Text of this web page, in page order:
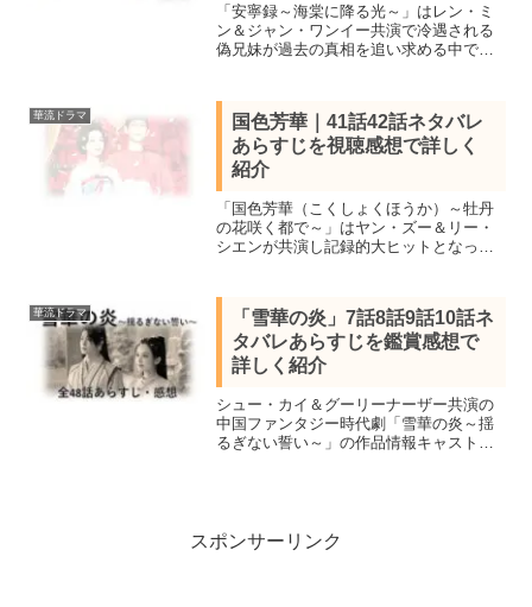
「安寧録～海棠に降る光～」はレン・ミ
ン＆ジャン・ワンイー共演で冷遇される
偽兄妹が過去の真相を追い求める中で本
一覧、39話40話（最終回）ネタバレ感想
で詳しく紹介。
華流ドラマ
国色芳華｜41話42話ネタバレ
あらすじを視聴感想で詳しく
紹介
「国色芳華（こくしょくほうか）～牡丹
の花咲く都で～」はヤン・ズー＆リー・
シエンが共演し記録的大ヒットとなった
介。牡丹栽培を職にする主人公が男尊女
卑の社会に立ち向かう
華流ドラマ
「雪華の炎」7話8話9話10話ネ
タバレあらすじを鑑賞感想で
詳しく紹介
シュー・カイ＆グーリーナーザー共演の
中国ファンタジー時代劇「雪華の炎～揺
るぎない誓い～」の作品情報キャスト、7
スポンサーリンク